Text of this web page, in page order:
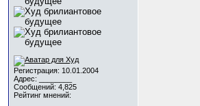
Регистрация: 10.01.2004
Адрес: ________
Сообщений: 4,825
Рейтинг мнений: